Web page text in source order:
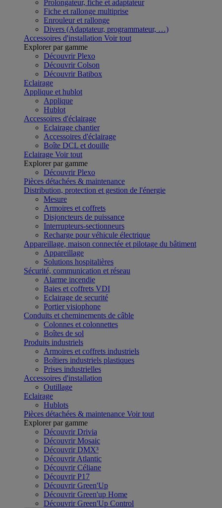
Prolongateur, fiche et adaptateur
Fiche et rallonge multiprise
Enrouleur et rallonge
Divers (Adaptateur, programmateur, …)
Accessoires d'installation Voir tout
Explorer par gamme
Découvrir Plexo
Découvrir Colson
Découvrir Batibox
Eclairage
Applique et hublot
Applique
Hublot
Accessoires d'éclairage
Eclairage chantier
Accessoires d'éclairage
Boîte DCL et douille
Eclairage Voir tout
Explorer par gamme
Découvrir Plexo
Pièces détachées & maintenance
Distribution, protection et gestion de l'énergie
Mesure
Armoires et coffrets
Disjoncteurs de puissance
Interrupteurs-sectionneurs
Recharge pour véhicule électrique
Appareillage, maison connectée et pilotage du bâtiment
Appareillage
Solutions hospitalières
Sécurité, communication et réseau
Alarme incendie
Baies et coffrets VDI
Eclairage de securité
Portier visiophone
Conduits et cheminements de câble
Colonnes et colonnettes
Boîtes de sol
Produits industriels
Armoires et coffrets industriels
Boîtiers industriels plastiques
Prises industrielles
Accessoires d'installation
Outillage
Eclairage
Hublots
Pièces détachées & maintenance Voir tout
Explorer par gamme
Découvrir Drivia
Découvrir Mosaic
Découvrir DMX³
Découvrir Atlantic
Découvrir Céliane
Découvrir P17
Découvrir Green'Up
Découvrir Green'up Home
Découvrir Green'Up Control